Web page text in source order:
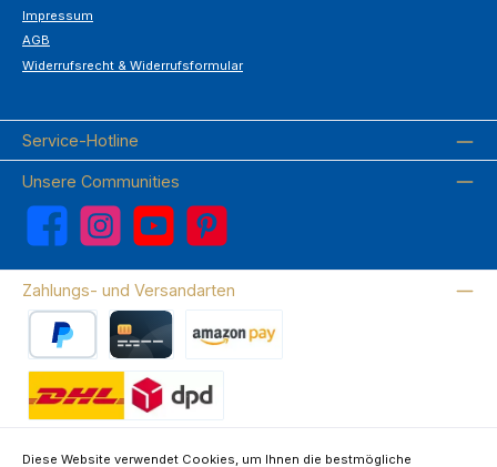
Impressum
AGB
Widerrufsrecht & Widerrufsformular
Service-Hotline
Unsere Communities
Facebook Instagram YouTube Pinterest
Zahlungs- und Versandarten
Diese Website verwendet Cookies, um Ihnen die bestmögliche